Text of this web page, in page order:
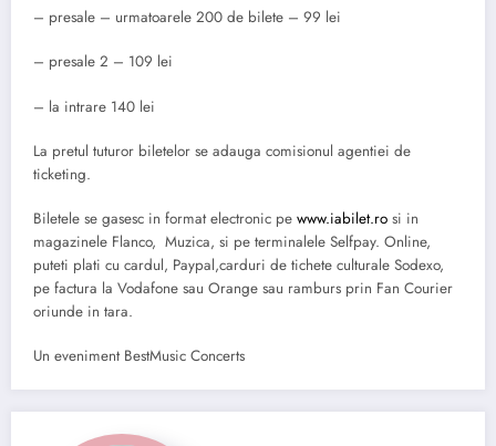
– presale – urmatoarele 200 de bilete – 99 lei
– presale 2 – 109 lei
– la intrare 140 lei
La pretul tuturor biletelor se adauga comisionul agentiei de
ticketing.
Biletele se gasesc in format electronic pe www.iabilet.ro si in
magazinele Flanco, Muzica, si pe terminalele Selfpay. Online,
puteti plati cu cardul, Paypal,carduri de tichete culturale Sodexo,
pe factura la Vodafone sau Orange sau ramburs prin Fan Courier
oriunde in tara.
Un eveniment BestMusic Concerts